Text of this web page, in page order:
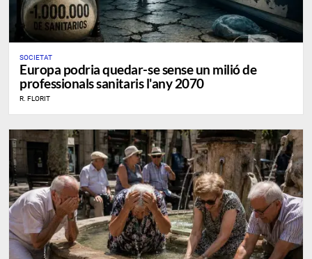
SOCIETAT
Europa podria quedar-se sense un milió de
professionals sanitaris l'any 2070
R. FLORIT